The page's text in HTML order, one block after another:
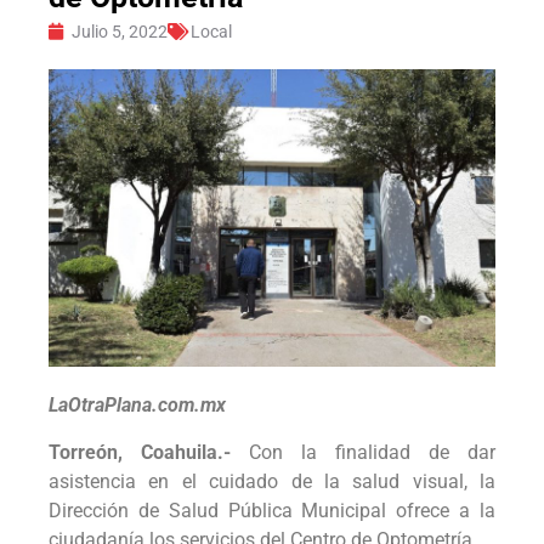
Julio 5, 2022 Local
LaOtraPlana.com.mx
Torreón, Coahuila.- Con la finalidad de dar
asistencia en el cuidado de la salud visual, la
Dirección de Salud Pública Municipal ofrece a la
ciudadanía los servicios del Centro de Optometría.